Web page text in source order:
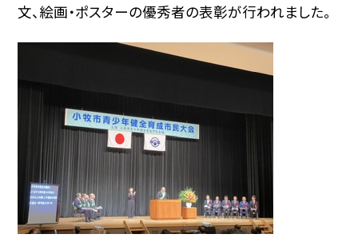
文、絵画・ポスターの優秀者の表彰が行われました。